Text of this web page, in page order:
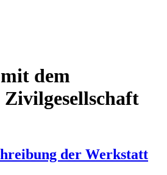
dem
Zivilgesellschaft
der Werkstatt